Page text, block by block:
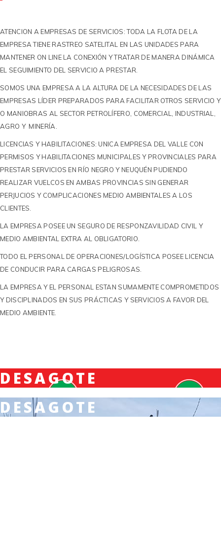
ATENCION A EMPRESAS DE SERVICIOS: TODA LA FLOTA DE LA
EMPRESA TIENE RASTREO SATELITAL EN LAS UNIDADES PARA
MANTENER ON LINE LA CONEXIÓN Y TRATAR DE MANERA DINÁMICA
EL SEGUIMIENTO DEL SERVICIO A PRESTAR.
SOMOS UNA EMPRESA A LA ALTURA DE LA NECESIDADES DE LAS
EMPRESAS LÍDER PREPARADOS PARA FACILITAR OTROS SERVICIO Y
O MANIOBRAS AL SECTOR PETROLÍFERO, COMERCIAL, INDUSTRIAL,
AGRO Y MINERÍA.
LICENCIAS Y HABILITACIONES: UNICA EMPRESA DEL VALLE CON
PERMISOS Y HABILITACIONES MUNICIPALES Y PROVINCIALES PARA
PRESTAR SERVICIOS EN RÍO NEGRO Y NEUQUÉN PUDIENDO
REALIZAR VUELCOS EN AMBAS PROVINCIAS SIN GENERAR
PERJUCIOS Y COMPLICACIONES MEDIO AMBIENTALES A LOS
CLIENTES.
LA EMPRESA POSEE UN SEGURO DE RESPONZAVILIDAD CIVIL Y
MEDIO AMBIENTAL EXTRA AL OBLIGATORIO.
TODO EL PERSONAL DE OPERACIONES/LOGÍSTICA POSEE LICENCIA
DE CONDUCIR PARA CARGAS PELIGROSAS.
LA EMPRESA Y EL PERSONAL ESTAN SUMAMENTE COMPROMETIDOS
Y DISCIPLINADOS EN SUS PRÁCTICAS Y SERVICIOS A FAVOR DEL
MEDIO AMBIENTE.
DESAGOTE
DESAGOTE